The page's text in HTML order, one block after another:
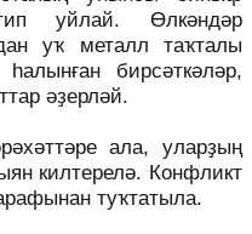
уйлай. Өлкәндәр
уҡ металл таҡталы
бирсәткәләр,
әҙерләй.
ала, уларҙың
килтерелә. Конфликт
туҡтатыла.